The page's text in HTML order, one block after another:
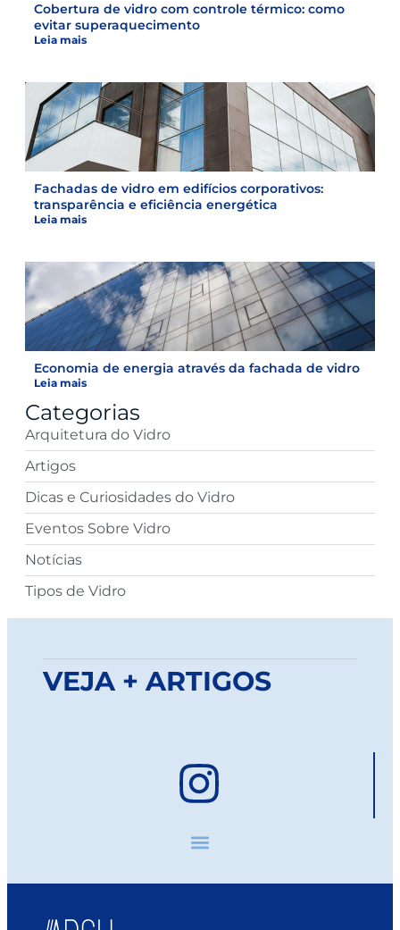
Cobertura de vidro com controle térmico: como
evitar superaquecimento
Leia mais
Fachadas de vidro em edifícios corporativos:
transparência e eficiência energética
Leia mais
Economia de energia através da fachada de vidro
Leia mais
Categorias
Arquitetura do Vidro
Artigos
Dicas e Curiosidades do Vidro
Eventos Sobre Vidro
Notícias
Tipos de Vidro
VEJA + ARTIGOS